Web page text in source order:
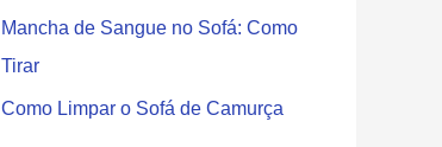
Mancha de Sangue no Sofá: Como
Tirar
Como Limpar o Sofá de Camurça